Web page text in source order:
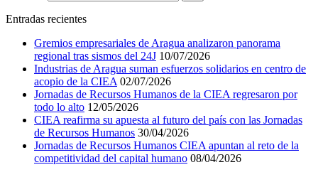
Entradas recientes
Gremios empresariales de Aragua analizaron panorama
regional tras sismos del 24J 10/07/2026
Industrias de Aragua suman esfuerzos solidarios en centro de
acopio de la CIEA 02/07/2026
Jornadas de Recursos Humanos de la CIEA regresaron por
todo lo alto 12/05/2026
CIEA reafirma su apuesta al futuro del país con las Jornadas
de Recursos Humanos 30/04/2026
Jornadas de Recursos Humanos CIEA apuntan al reto de la
competitividad del capital humano 08/04/2026